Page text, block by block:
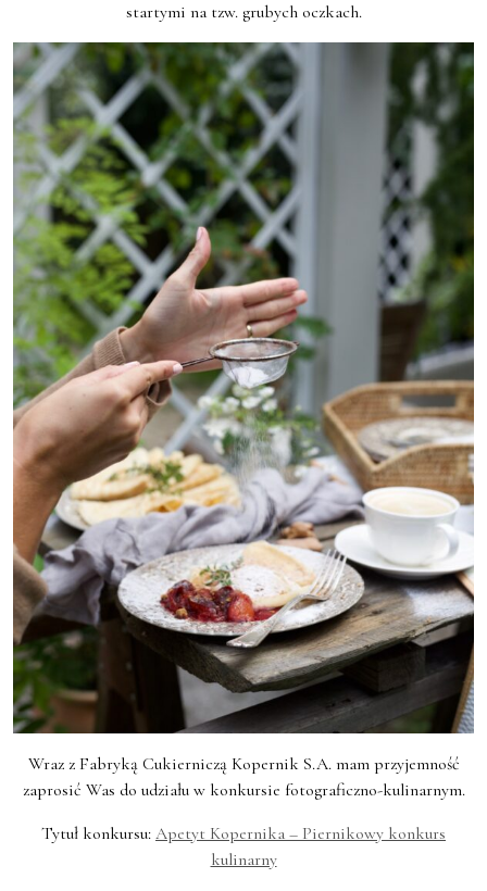
startymi na tzw. grubych oczkach.
Wraz z Fabryką Cukierniczą Kopernik S.A. mam przyjemność
zaprosić Was do udziału w konkursie fotograficzno-kulinarnym.
Tytuł konkursu: Apetyt Kopernika – Piernikowy konkurs
kulinarny